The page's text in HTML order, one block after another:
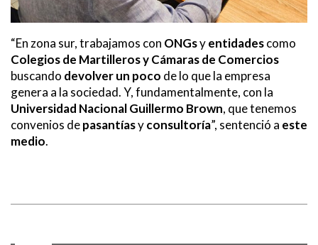
“En zona sur, trabajamos con ONGsyentidadescomo
Colegios de Martilleros y Cámaras de Comercios
buscando devolver un poco de lo que la empresa
genera a la sociedad. Y, fundamentalmente, con la
Universidad Nacional Guillermo Brown, que tenemos
convenios depasantíasyconsultoría”, sentenció a este
medio.